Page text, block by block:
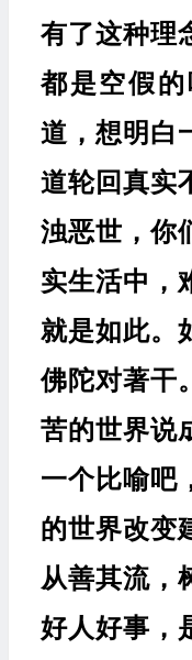
有了这种理
都是空假
道，想明白
道轮回真实
浊恶世，你
实生活中，
就是如此。
佛陀对著干
苦的世界说
一个比喻吧
的世界改变
从善其流，
好人好事，